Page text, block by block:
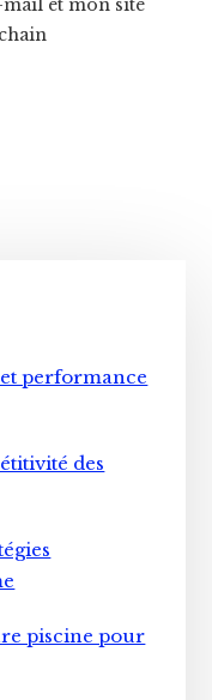
et mon site
performance
des
piscine pour